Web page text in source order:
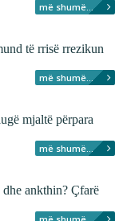
më shumë...
të rrisë rrezikun
më shumë...
mjaltë përpara
më shumë...
ankthin? Çfarë